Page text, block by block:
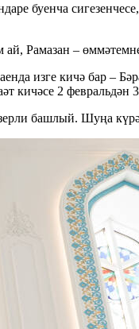
буенча
ай, Рамазан –
изге кичә бар –
кичәсе 2
башлый. Шуңа